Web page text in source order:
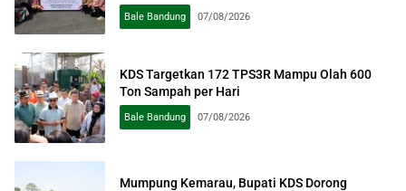
Pengabdian kepada Masyarakat
Bale Bandung 07/08/2026
KDS Targetkan 172 TPS3R Mampu Olah 600
Ton Sampah per Hari
Bale Bandung 07/08/2026
Mumpung Kemarau, Bupati KDS Dorong